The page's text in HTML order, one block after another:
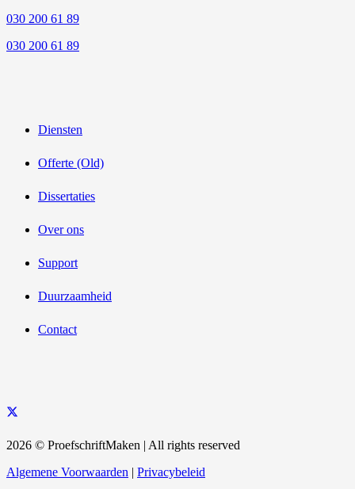
030 200 61 89
030 200 61 89
Diensten
Offerte (Old)
Dissertaties
Over ons
Support
Duurzaamheid
Contact
2026 © ProefschriftMaken | All rights reserved
Algemene Voorwaarden | Privacybeleid